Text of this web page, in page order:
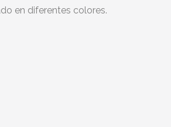
en diferentes colores.